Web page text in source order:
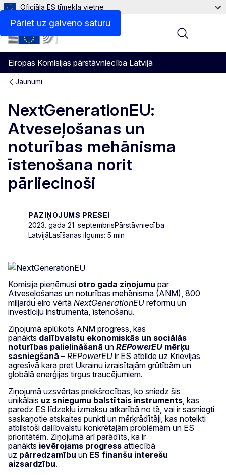
Pāriet uz galveno saturu
Oficiāla ES tīmekļa vietne
Eiropas Komisijas pārstāvniecība Latvijā
Menu
Jaunumi
NextGenerationEU:
Atveseļošanas un
noturības mehānisma
īstenošana norit
pārliecinoši
PAZIŅOJUMS PRESEI
2023. gada 21. septembrisPārstāvniecība
LatvijāLasīšanas ilgums: 5 min
Komisija pieņēmusi otro gada ziņojumu par
Atveseļošanas un noturības mehānisma (ANM), 800
miljardu eiro vērtā NextGenerationEU reformu un
investīciju instrumenta, īstenošanu.
Ziņojumā aplūkots ANM progress, kas
panākts dalībvalstu ekonomiskās un sociālās
noturības palielināšanā un REPowerEU mērķu
sasniegšanā – REPowerEU ir ES atbilde uz Krievijas
agresīvā kara pret Ukrainu izraisītajām grūtībām un
globālā enerģijas tirgus traucējumiem.
Ziņojumā uzsvērtas priekšrocības, ko sniedz šis
unikālais uz sniegumu balstītais instruments , kas
paredz ES līdzekļu izmaksu atkarībā no tā, vai ir sasniegti
saskaņotie atskaites punkti un mērķrādītāji, kas noteikti
atbilstoši dalībvalstu konkrētajām problēmām un ES
prioritātēm. Ziņojumā arī parādīts, ka ir
panākts ievērojams progress attiecībā
uz pārredzamību un ES finanšu interešu
aizsardzību.